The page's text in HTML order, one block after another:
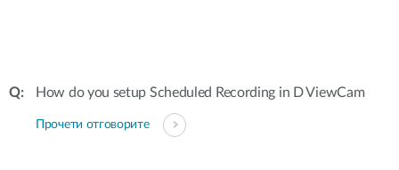
How do you setup Scheduled Recording in D ViewCam
Прочети отговорите